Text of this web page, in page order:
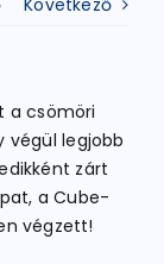
Következő
a csömöri
végül legjobb
zárt
a Cube-
végzett!